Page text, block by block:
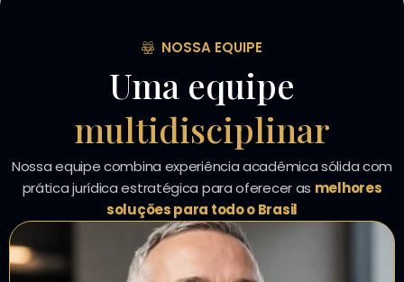
NOSSA EQUIPE
Uma equipe
multidisciplinar
Nossa equipe combina experiência acadêmica sólida com
prática jurídica estratégica para oferecer as melhores
soluções para todo o Brasil